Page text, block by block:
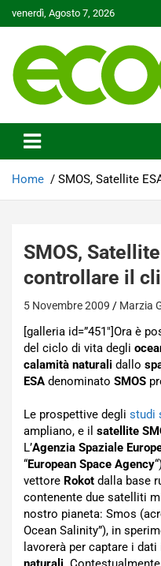
to
venerdì, Agosto 7, 2026
Ecoo.it
Home SMOS, Satellite
SMOS,
controllare il
5 Novembre 2009 Marzia
[galleria id=”451″]Ora è
del ciclo di vita degli
calamità naturali dallo
ESA denominato SMOS
Le prospettive degli studi
ampliano, e il satellite
L’Agenzia Spaziale
“European Space Agency
vettore Rokot dalla base
contenente due satelliti
nostro pianeta: Smos
Ocean Salinity”), in
lavorerà per captare i